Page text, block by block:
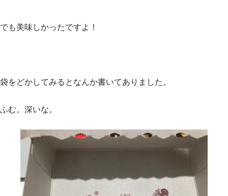
でも美味しかったですよ！
袋をどかしてみるとなんか書いてありました。
ふむ。深いな。